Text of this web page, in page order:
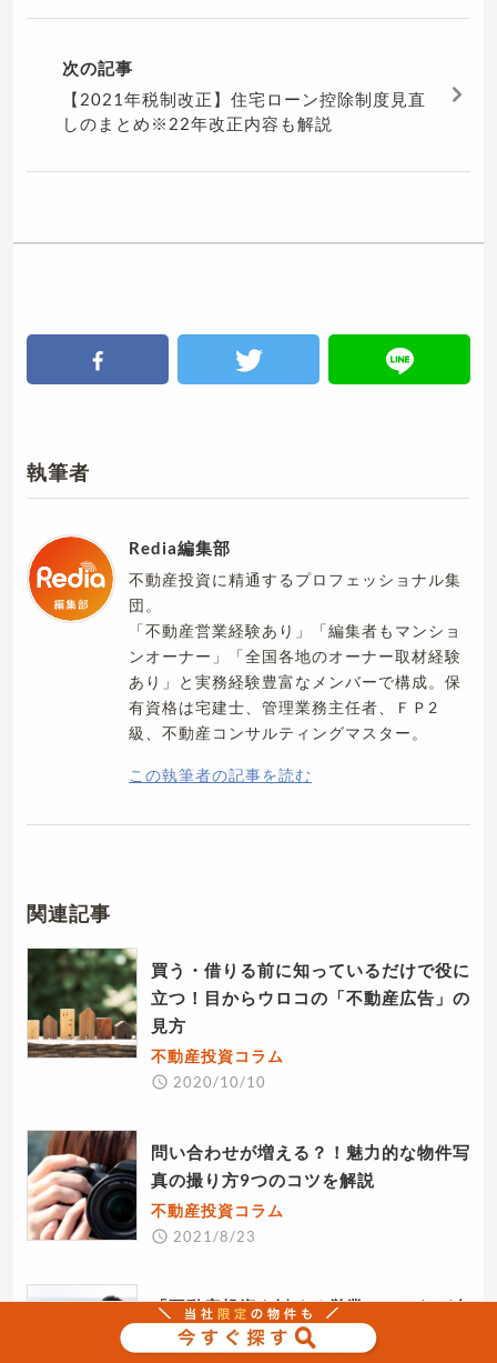
次の記事
【2021年税制改正】住宅ローン控除制度見直
しのまとめ※22年改正内容も解説
執筆者
Redia編集部
不動産投資に精通するプロフェッショナル集
団。
「不動産営業経験あり」「編集者もマンショ
ンオーナー」「全国各地のオーナー取材経験
あり」と実務経験豊富なメンバーで構成。保
有資格は宅建士、管理業務主任者、ＦＰ2
級、不動産コンサルティングマスター。
この執筆者の記事を読む
関連記事
買う・借りる前に知っているだけで役に
立つ！目からウロコの「不動産広告」の
見方
不動産投資コラム
2020/10/10
問い合わせが増える？！魅力的な物件写
真の撮り方9つのコツを解説
不動産投資コラム
2021/8/23
「不動産投資を勧める営業マンはなぜ自
分でやらないの？」に対する答え